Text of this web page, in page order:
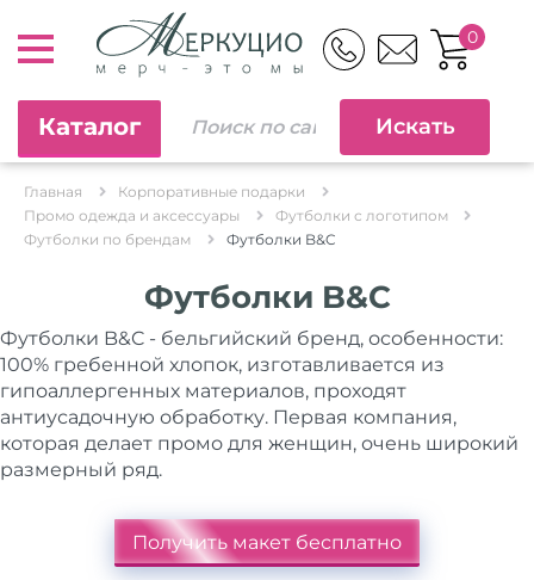
0
Каталог
Главная
Корпоративные подарки
Промо одежда и аксессуары
Футболки с логотипом
Футболки по брендам
Футболки B&C
Футболки B&C
Футболки B&C - бельгийский бренд, особенности:
100% гребенной хлопок, изготавливается из
гипоаллергенных материалов, проходят
антиусадочную обработку. Первая компания,
которая делает промо для женщин, очень широкий
размерный ряд.
Получить макет бесплатно